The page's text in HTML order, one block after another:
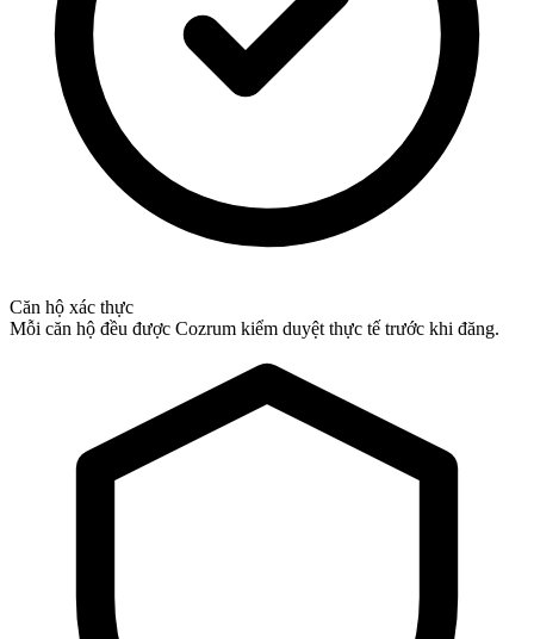
Căn hộ xác thực
Mỗi căn hộ đều được Cozrum kiểm duyệt thực tế trước khi đăng.